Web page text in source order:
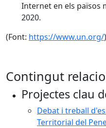
Internet en els països
2020.
(Font: https://www.un.org/)
Contingut
Projectes clau
Debat i treball
Territorial del